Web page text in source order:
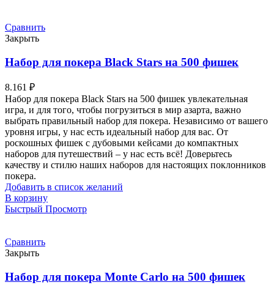
Сравнить
Закрыть
Набор для покера Black Stars на 500 фишек
8.161 ₽
Набор для покера Black Stars на 500 фишек увлекательная
игра, и для того, чтобы погрузиться в мир азарта, важно
выбрать правильный набор для покера. Независимо от вашего
уровня игры, у нас есть идеальный набор для вас. От
роскошных фишек с дубовыми кейсами до компактных
наборов для путешествий – у нас есть всё! Доверьтесь
качеству и стилю наших наборов для настоящих поклонников
покера.
Добавить в список желаний
В корзину
Быстрый Просмотр
Сравнить
Закрыть
Набор для покера Monte Carlo на 500 фишек